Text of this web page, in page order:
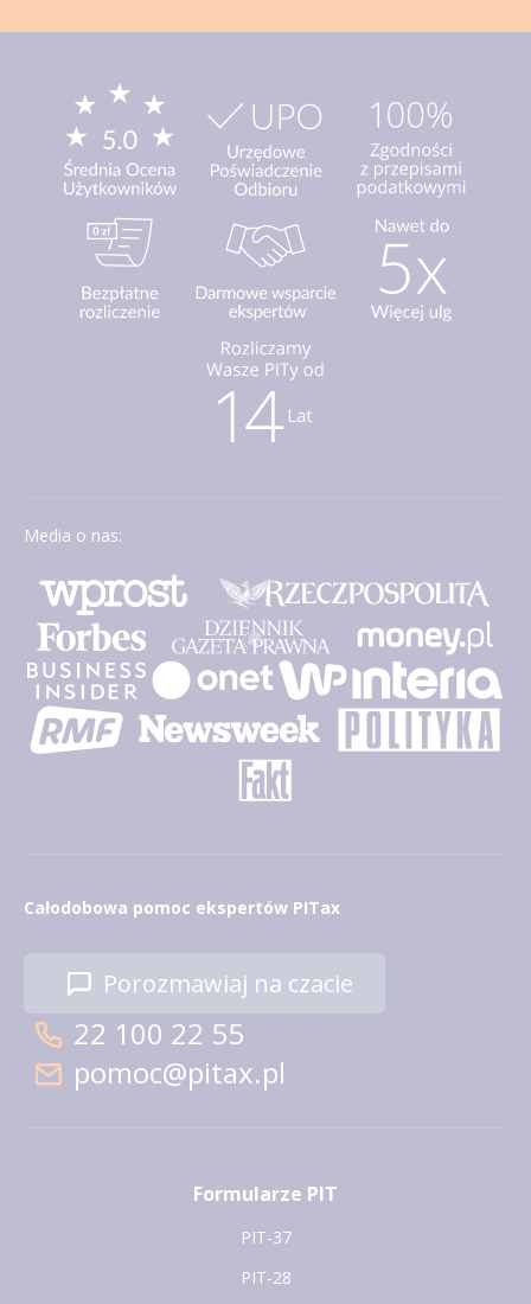
Media o nas:
Całodobowa pomoc ekspertów PITax
Porozmawiaj na czacie
22 100 22 55
pomoc@pitax.pl
Formularze PIT
PIT-37
PIT-28